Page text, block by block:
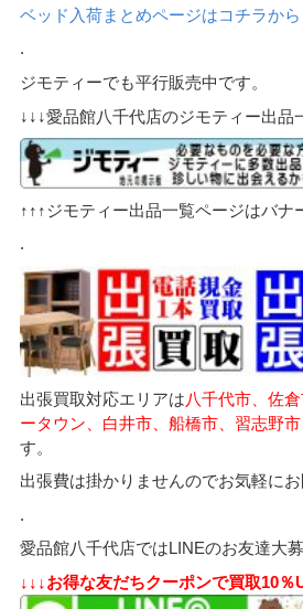
ベッド入荷まとめページはコチラから
.
ジモティーでも平行販売中です。
↓↓↓愛品館八千代店のジモティー出品
↑↑↑ジモティー出品一覧ページはバナ
.
出張買取対応エリアは八千代市、佐
ータウン、白井市、船橋市、習志野
す。
出張費は掛かりませんのでお気軽にお
.
愛品館八千代店ではLINEのお友達大募
↓↓↓お得な友だちクーポンで買取10％